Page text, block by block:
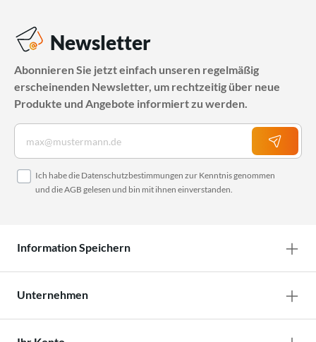
Newsletter
Abonnieren Sie jetzt einfach unseren regelmäßig
erscheinenden Newsletter, um rechtzeitig über neue
Produkte und Angebote informiert zu werden.
Ich habe die Datenschutzbestimmungen zur Kenntnis genommen
und dieAGB gelesen und bin mit ihnen einverstanden.
Information Speichern
Unternehmen